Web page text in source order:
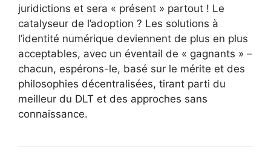
juridictions et sera « présent » partout ! Le
catalyseur de l’adoption ? Les solutions à
l’identité numérique deviennent de plus en plus
acceptables, avec un éventail de « gagnants » –
chacun, espérons-le, basé sur le mérite et des
philosophies décentralisées, tirant parti du
meilleur du DLT et des approches sans
connaissance.